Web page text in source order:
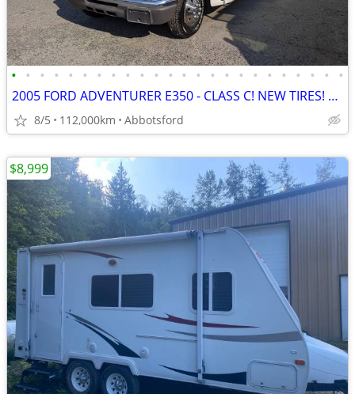
• • • • • • • • • • • • • • • • • • • • • • • •
2005 FORD ADVENTURER E350 - CLASS C! NEW TIRES! 23 FEET! NO ACCIDENTS!
8/5 112,000km Abbotsford
$8,999